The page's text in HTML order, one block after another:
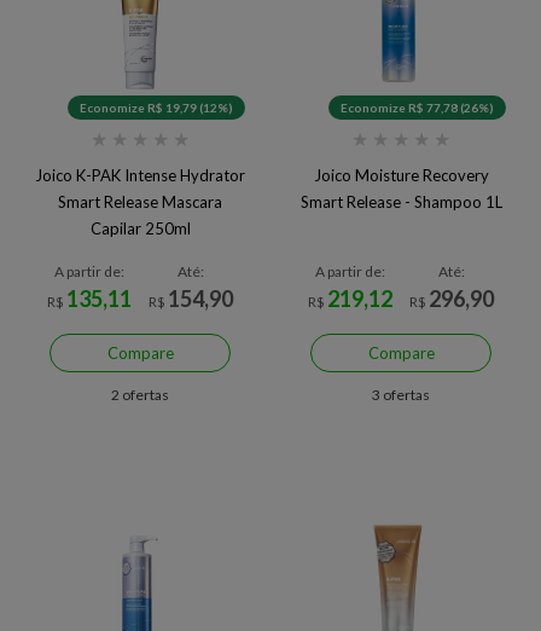
Economize R$ 19,79 (12%)
★ ★ ★ ★ ★
Joico K-PAK Intense Hydrator
Smart Release Mascara
Capilar 250ml
A partir de:
R$ 135,11
Até:
R$ 154,90
Compare
2 ofertas
Economize R$ 77,78 (26%)
★ ★ ★ ★ ★
Joico Moisture Recovery
Smart Release - Shampoo 1L
A partir de:
R$ 219,12
Até:
R$ 296,90
Compare
3 ofertas